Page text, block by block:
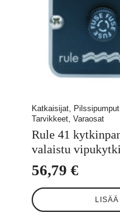
Katkaisijat,
Tarvikkeet, Varaosat
Rule 41
valaistu
56,79 €